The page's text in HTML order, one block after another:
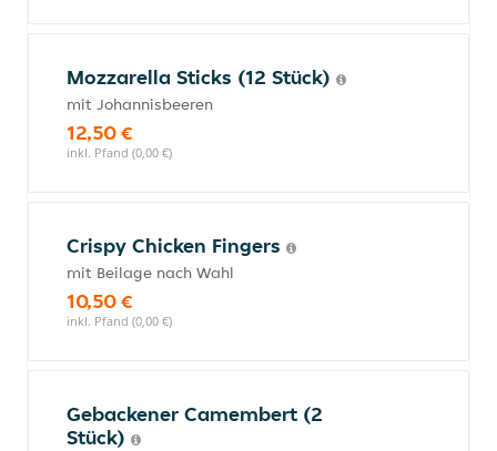
Mozzarella Sticks (12 Stück)
mit Johannisbeeren
12,50 €
inkl. Pfand (0,00 €)
Crispy Chicken Fingers
mit Beilage nach Wahl
10,50 €
inkl. Pfand (0,00 €)
Gebackener Camembert (2
Stück)